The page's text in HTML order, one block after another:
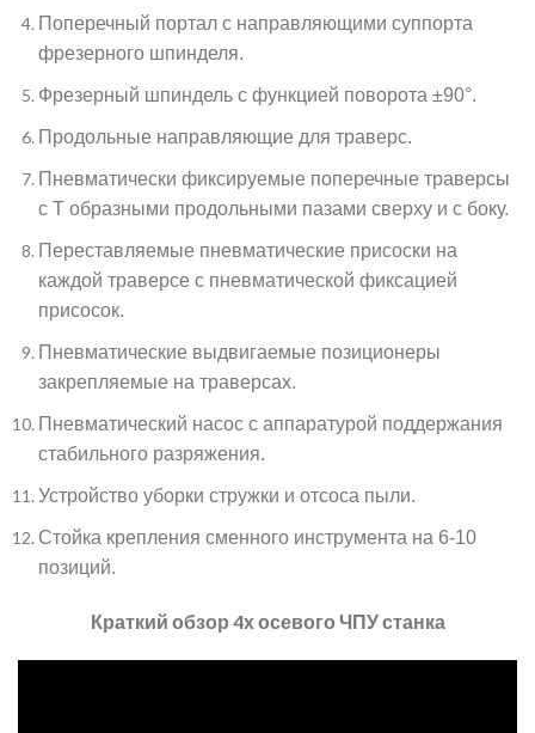
Поперечный портал с направляющими суппорта
фрезерного шпинделя.
Фрезерный шпиндель с функцией поворота ±90°.
Продольные направляющие для траверс.
Пневматически фиксируемые поперечные траверсы
с Т образными продольными пазами сверху и с боку.
Переставляемые пневматические присоски на
каждой траверсе с пневматической фиксацией
присосок.
Пневматические выдвигаемые позиционеры
закрепляемые на траверсах.
Пневматический насос с аппаратурой поддержания
стабильного разряжения.
Устройство уборки стружки и отсоса пыли.
Стойка крепления сменного инструмента на 6-10
позиций.
Краткий обзор 4х осевого ЧПУ станка